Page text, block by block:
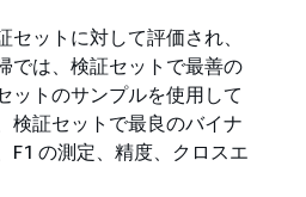
ットに対して評価され、
では、検証セットで最善の
ットのサンプルを使用して
検証セットで最良のバイナ
F1 の測定、精度、クロスエ